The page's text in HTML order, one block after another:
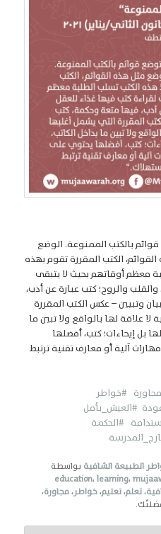
توضع قوائم بالكتب الممنوعة. الوضع
الكتب المقررة تقوم بهذه
معظم أوقاتهم بحيث لا يتبقى
والروح؛ كتب عبارة عن أدب،
وتبيين – عكس الكتب المقررة
علاقة لها بالواقع ولا تبين ما
بل إيحاءات؛ كتب، أفضلها
آلية أو معارف تقنية ترتبط
#خواطر
#العيش_بأمل
#الحكمة
الطبيعة الشافية بواسطة
education،learning،
،تعلم،تعليم،خواطر،مجاورة،